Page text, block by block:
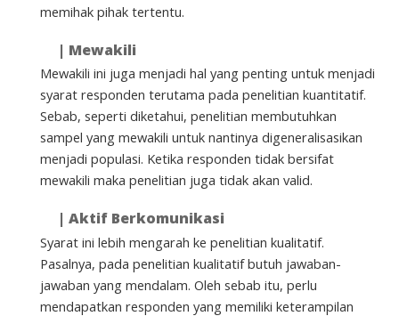
memihak pihak tertentu.
| Mewakili
Mewakili ini juga menjadi hal yang penting untuk menjadi
syarat responden terutama pada penelitian kuantitatif.
Sebab, seperti diketahui, penelitian membutuhkan
sampel yang mewakili untuk nantinya digeneralisasikan
menjadi populasi. Ketika responden tidak bersifat
mewakili maka penelitian juga tidak akan valid.
| Aktif Berkomunikasi
Syarat ini lebih mengarah ke penelitian kualitatif.
Pasalnya, pada penelitian kualitatif butuh jawaban-
jawaban yang mendalam. Oleh sebab itu, perlu
mendapatkan responden yang memiliki keterampilan